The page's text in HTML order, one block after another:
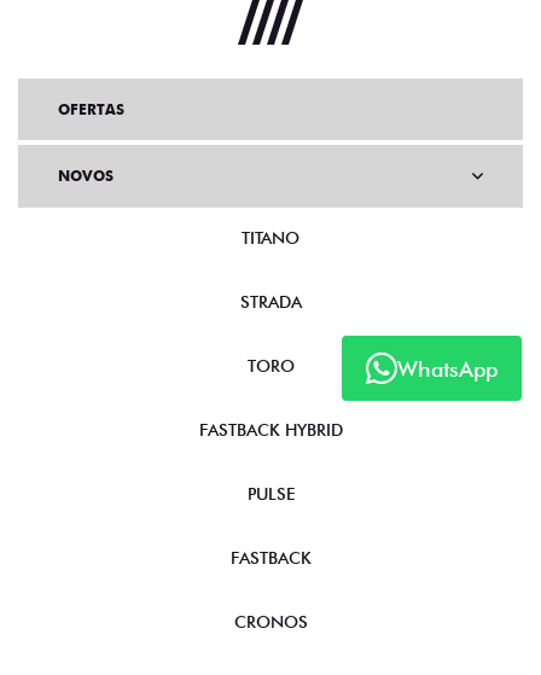
WhatsApp
OFERTAS
NOVOS
TITANO
STRADA
TORO
FASTBACK HYBRID
PULSE
FASTBACK
CRONOS